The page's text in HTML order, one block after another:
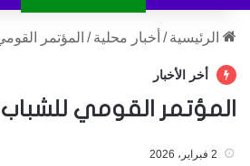
الرئيسية / أخبار محلية / المؤتمر
أخر الأخبار
المؤتمر القومي
2 فبراير، 2026